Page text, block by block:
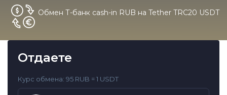
Обмен Т-банк cash-in RUB на Tether TRC20 USDT
Отдаете
Курс обмена: 95 RUB = 1 USDT